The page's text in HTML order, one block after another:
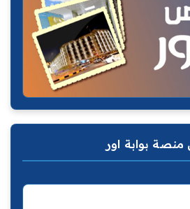
منصة بوابة اور